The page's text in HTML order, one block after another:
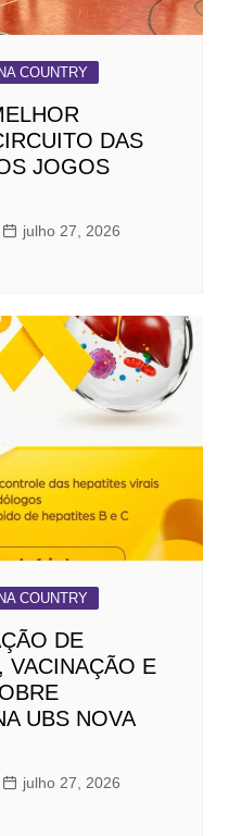
COUNTRY
DAS
JOGOS
julho 27, 2026
COUNTRY
DE
VACINAÇÃO E
UBS NOVA
julho 27, 2026